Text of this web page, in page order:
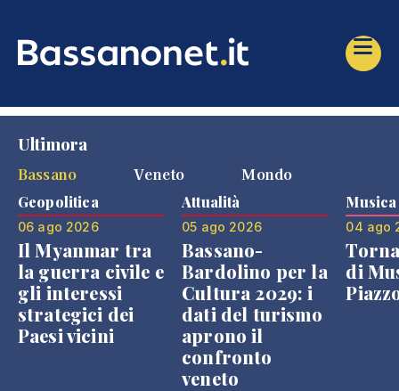
Ultimora
Bassano
Veneto Mondo
Geopolitica
06 ago 2026
Il Myanmar tra
la guerra civile e
gli interessi
strategici dei
Paesi vicini
Attualità
05 ago 2026
Bassano-
Bardolino per la
Cultura 2029: i
dati del turismo
aprono il
confronto
veneto
Musica
04 ago
di